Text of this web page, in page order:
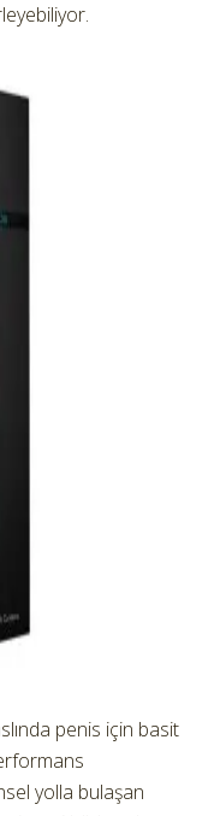
penis için basit
yolla bulaşan